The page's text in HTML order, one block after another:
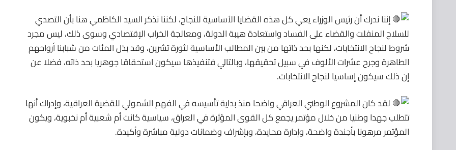
إننا ندرك أن رئيس الوزراء يعي كل هذه القضايا الأساسية للنجاح، لكننا نذكر السيد الكاظمي هنا بأن التصدي
للسلاح المنفلت والقضاء على الفساد واستعادة هيبة الدولة، ومعالجة الخراب الإقتصادي وسوى ذلك، ليس مجرد
شروط لنجاح الانتخابات، لكنها بحد ذاتها من بين المطالب الأساسية لثورة تشرين، وقد بذل المئات من شبابنا أرواحهم
الطاهرة وجرح عشرات الألوف في سبيل تحقيقها، وبالتالي فتنفيذها سيكون استحقاقا جوهريا بحد ذاته، فضلا عن
إن ذلك سيكون إساسيا لنجاح الانتخابات.
لقد كان المشروع الوطني العراقي واضحا منذ بداية تأسيسه في الفهم الشمولي للقضية العراقية، وإدراك أنها
تتطلب جهدا وطنيا من خلال مؤتمر يجمع كل القوى المؤثرة في العراق، سياسية كانت أم شعبية أم نخبوية، ويكون
المؤتمر مرهونا بأجندة واضحة، وإدارة محايدة، وبإشراف وضمانات دولية مباشرة وأكيدة.